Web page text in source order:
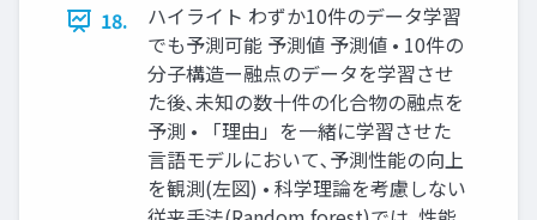
18.
ハイライト わずか10件のデータ学習
でも予測可能 予測値 予測値 • 10件の
分子構造ー融点のデータを学習させ
た後､未知の数十件の化合物の融点を
予測 • 「理由」を一緒に学習させた
言語モデルにおいて､予測性能の向上
を観測(左図) • 科学理論を考慮しない